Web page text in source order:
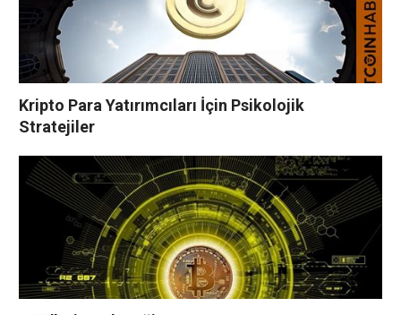
Kripto Para Yatırımcıları İçin Psikolojik
Stratejiler